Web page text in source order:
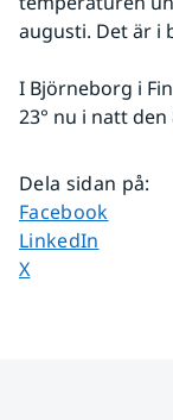
augusti. Det är i
I Björneborg i
23° nu i natt
Dela sidan på:
Dela sidan på
Facebook
Dela sidan på
LinkedIn
Dela sidan på
X